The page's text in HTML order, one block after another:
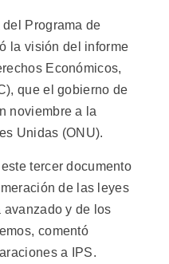
Programa de
la visión del informe
Económicos,
que el gobierno de
noviembre a la
Unidas (ONU).
tercer documento
de las leyes
y de los
comentó
a IPS.